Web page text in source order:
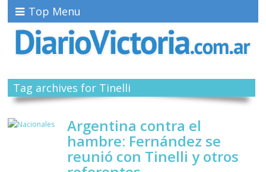
Top Menu
Tag archives for Tinelli
Argentina contra el
hambre: Fernández se
reunió con Tinelli y otros